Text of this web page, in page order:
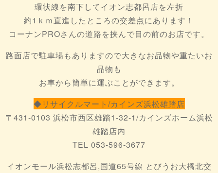
環状線を南下してイオン志都呂店を左折
約1ｋｍ直進したところの交差点にあります！
コーナンPROさんの道路を挟んで目の前のお店です。
路面店で駐車場もありますので大きなお品物や重たいお
品物も
お車から簡単に運ぶことができます。
◆リサイクルマート/カインズ浜松雄踏店
〒431-0103 浜松市西区雄踏1-32-1/カインズホーム浜松
雄踏店内
TEL 053-596-3677
イオンモール浜松志都呂,国道65号線 とびうお大橋北交